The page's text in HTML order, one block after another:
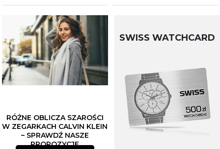
RÓŻNE OBLICZA SZAROŚCI
W ZEGARKACH CALVIN KLEIN
– SPRAWDŹ NASZE
PROPOZYCJE
SWISS WATCHCARD